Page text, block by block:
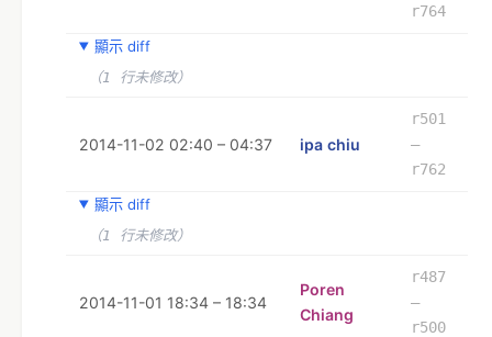
r764
顯示 diff
（1 行未修改）
2014-11-02 02:40 – 04:37 ipa chiu
r501
–
r762
顯示 diff
（1 行未修改）
2014-11-01 18:34 – 18:34
Poren
Chiang
r487
–
r500